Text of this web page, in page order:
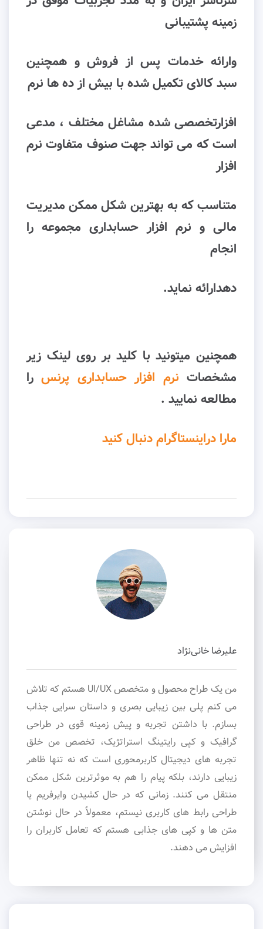
زمینه پشتیبانی
وارائه خدمات پس از فروش و همچنین
سبد کالای تکمیل شده با بیش از ده ها نرم
افزارتخصصی شده مشاغل مختلف ، مدعی
است که می تواند جهت صنوف متفاوت نرم
افزار
متناسب که به بهترین شکل ممکن مدیریت
مالی و نرم افزار حسابداری مجموعه را
انجام
دهدارائه نماید.
همچنین میتونید با کلید بر روی لینک زیر
مشخصات نرم افزار حسابداری پرنسرا
مطالعه نمایید .
مارا دراینستاگرام دنبال کنید
علیرضا خانی‌نژاد
من یک طراح محصول و متخصص UI/UX هستم که تلاش
می کنم پلی بین زیبایی بصری و داستان سرایی جذاب
بسازم. با داشتن تجربه و پیش زمینه قوی در طراحی
گرافیک و کپی رایتینگ استراتژیک، تخصص من خلق
تجربه های دیجیتال کاربرمحوری است که نه تنها ظاهر
زیبایی دارند، بلکه پیام را هم به موثرترین شکل ممکن
منتقل می کنند. زمانی که در حال کشیدن وایرفریم یا
طراحی رابط های کاربری نیستم، معمولاً در حال نوشتن
متن ها و کپی های جذابی هستم که تعامل کاربران را
افزایش می دهند.